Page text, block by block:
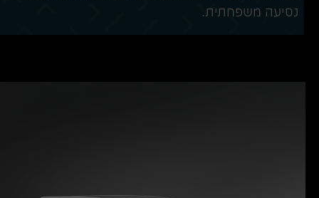
נסיעה משפחתית.